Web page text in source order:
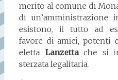
merito al comune di
di
esistono, il tutto ad
favore di amici, potenti
eletta Lanzettache si
sterzata legalitaria.